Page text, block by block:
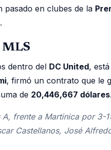
pasado en clubes de la
MLS
dentro del DC United,
, firmó un contrato que le
de 20,446,667 dólares.
frente a Martinica por
Castellanos, José